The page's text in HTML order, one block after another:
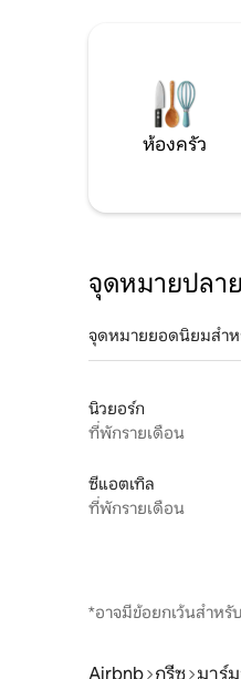
ห้องครัว
จุดหมายปลา
จุดหมายยอดนิยมสำห
นิวยอร์ก
ที่พักรายเดือน
ซีแอตเทิล
ที่พักรายเดือน
*อาจมีข้อยกเว้นสำห
Airbnb